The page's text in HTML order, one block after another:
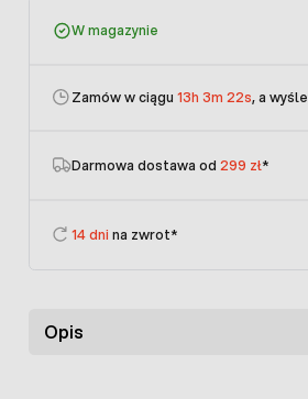
W magazynie
Zamów w ciągu 13h 3m 22s, a
Darmowa dostawa od 299 zł*
14 dni na zwrot*
Opis